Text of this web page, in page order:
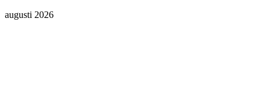
augusti 2026